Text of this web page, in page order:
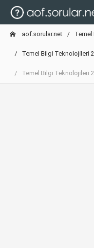
aof.sorular.net Temel
Temel Bilgi Teknolojileri 2
Temel Bilgi Teknolojileri